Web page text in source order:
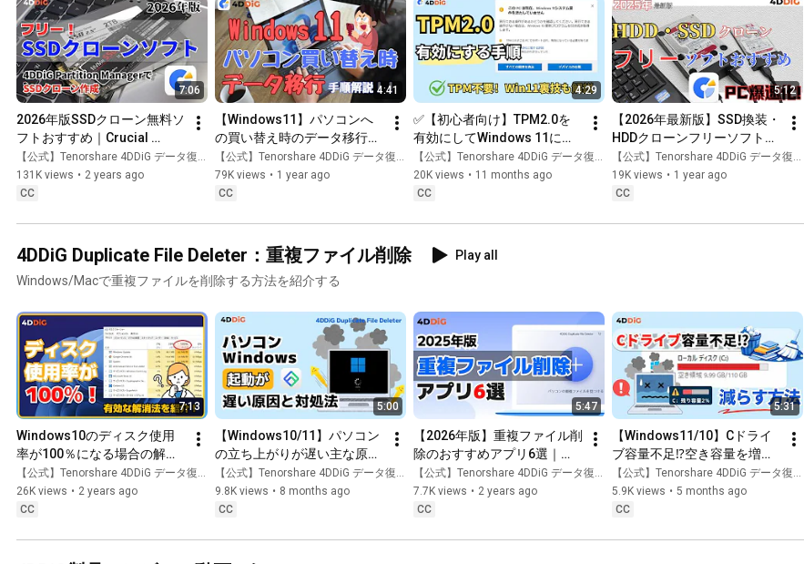
7:06
2026年版SSDクローン無料ソ
フトおすすめ｜Crucial
SSD、WD SSDも対応｜
4DDiG Partition Manager
【公式】Tenorshare 4DDiG データ復元
131K views • 2 years ago
CC
4:41
【Windows11】パソコンへ
の買い替え時のデータ移行ガ
イド｜4DDiG Partition
Manager
【公式】Tenorshare 4DDiG データ復元
79K views • 1 year ago
CC
4:29
✅【初心者向け】TPM2.0を
有効にしてWindows 11にア
ップグレードする方法｜
4DDiG Partition Manager
【公式】Tenorshare 4DDiG データ復元
20K views • 11 months ago
CC
5:12
【2026年最新版】SSD換装・
HDDクローンフリーソフトお
すすめ｜Crucial SSD、
KIOXIA SSD、WDSSDなど｜
4DDIG Partition Manager
【公式】Tenorshare 4DDiG データ復元
19K views • 1 year ago
CC
4DDiG Duplicate File Deleter：重複ファイル削除
Play all
Windows/Macで重複ファイルを削除する方法を紹介する
7:13
Windows10のディスク使用
率が100％になる場合の解消
法｜4DDiG Duplicate File
Deleter
【公式】Tenorshare 4DDiG データ復元
26K views • 2 years ago
CC
5:00
【Windows10/11】パソコン
の立ち上がりが遅い主な原因
と高速化設定5️⃣選｜4DDiG
Duplicate File Deleter
【公式】Tenorshare 4DDiG データ復元
9.8K views • 8 months ago
CC
5:47
【2026年版】重複ファイル削
除のおすすめアプリ6選｜
4DDiG Duplicate File Deleter
【公式】Tenorshare 4DDiG データ復元
7.7K views • 2 years ago
CC
5:31
【Windows11/10】Cドライ
ブ容量不足⁉️空き容量を増や
すための方法6️⃣選｜4DDiG
Duplicate File Deleter
【公式】Tenorshare 4DDiG データ復元
5.9K views • 5 months ago
CC